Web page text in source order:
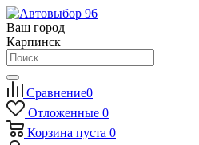
Ваш город
Карпинск
Сравнение0
Отложенные 0
Корзина пуста 0